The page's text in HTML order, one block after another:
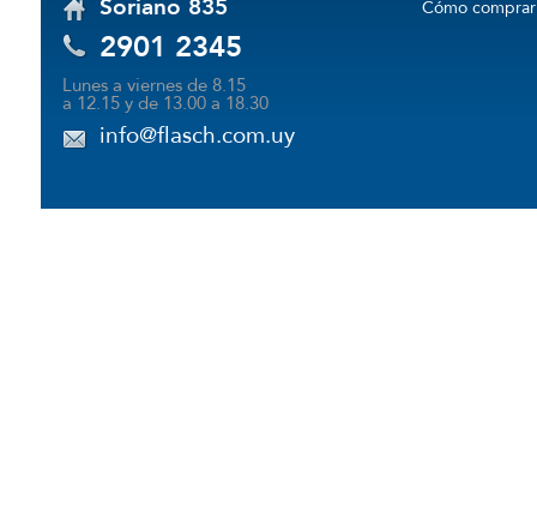
Cómo comprar
Soriano 835
2901 2345
Lunes a viernes de 8.15
a 12.15 y de 13.00 a 18.30
info@flasch.com.uy